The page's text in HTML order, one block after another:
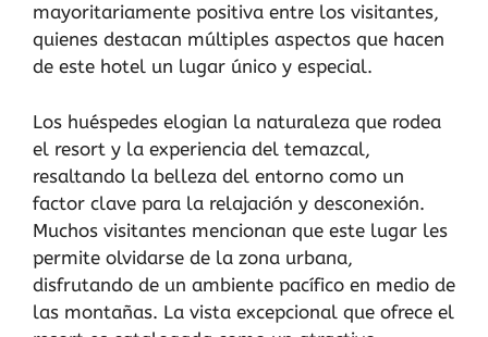
mayoritariamente positiva entre los visitantes,
quienes destacan múltiples aspectos que hacen
de este hotel un lugar único y especial.
Los huéspedes elogian la naturaleza que rodea
el resort y la experiencia del temazcal,
resaltando la belleza del entorno como un
factor clave para la relajación y desconexión.
Muchos visitantes mencionan que este lugar les
permite olvidarse de la zona urbana,
disfrutando de un ambiente pacífico en medio de
las montañas. La vista excepcional que ofrece el